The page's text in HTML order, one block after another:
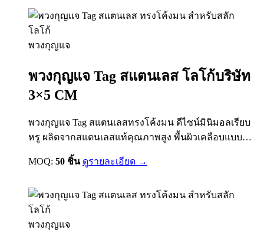
เปิดขวดถูกออกแบบให้แข็งแรง ใช้งานได้จริง ไม่งอ ไม่
บิดเบี้ยว เหมาะอย่างยิ่งสำหรับงานพรีเมี่ยมแจกลูกค้า
ร้านอาหาร…
พวงกุญแจ
พวงกุญแจ Tag สแตนเลส โลโก้บริษัท
3×5 CM
พวงกุญแจ Tag สแตนเลสทรงโค้งมน ดีไซน์มินิมอลเรียบ
หรู ผลิตจากสแตนเลสแท้คุณภาพสูง พื้นผิวเคลือบแบบ
Brushed Finish ป้องกันรอยขีดข่วนและรอยนิ้วมือ พร้อม
ห่วงพวงกุญแจขนาดมาตรฐาน คล้องกับกุญแจรถ กุญแจ
หนักกระเป๋า พื้นผิวเรียบกว้างเป็นพื้นที่สมบูรณ์แบบ
สำหรับยิงเลเซอร์โลโก้ให้คมชัดถาวร หรือพิมพ์…
MOQ: 50 ชิ้น ดูรายละเอียด →
พวงกุญแจ